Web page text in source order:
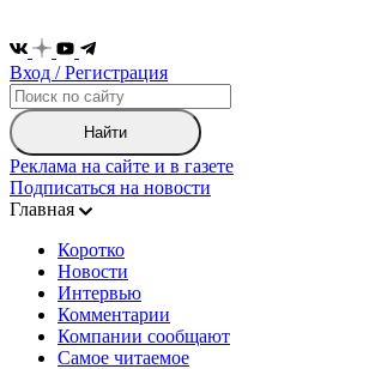
Вход / Регистрация
Найти
Реклама на сайте и в газете
Подписаться на новости
Главная
Коротко
Новости
Интервью
Комментарии
Компании сообщают
Самое читаемое